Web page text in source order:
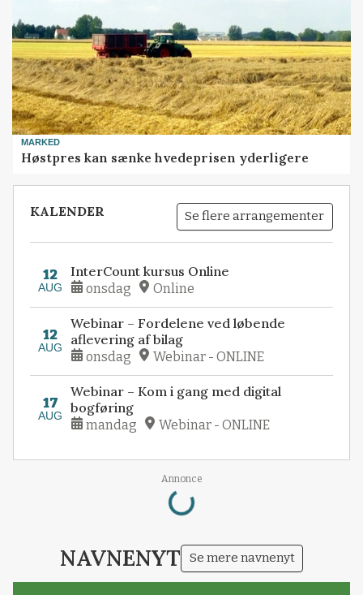
MARKED
Høstpres kan sænke hvedeprisen yderligere
KALENDER Se flere arrangementer
12
AUG
InterCount kursus Online
onsdag Online
12
AUG
Webinar – Fordelene ved løbende
aflevering af bilag
onsdag Webinar - ONLINE
17
AUG
Webinar – Kom i gang med digital
bogføring
mandag Webinar - ONLINE
Annonce
Loading...
NAVNENYT Se mere navnenyt